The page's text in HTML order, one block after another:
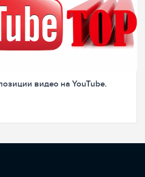
видео на YouTube.